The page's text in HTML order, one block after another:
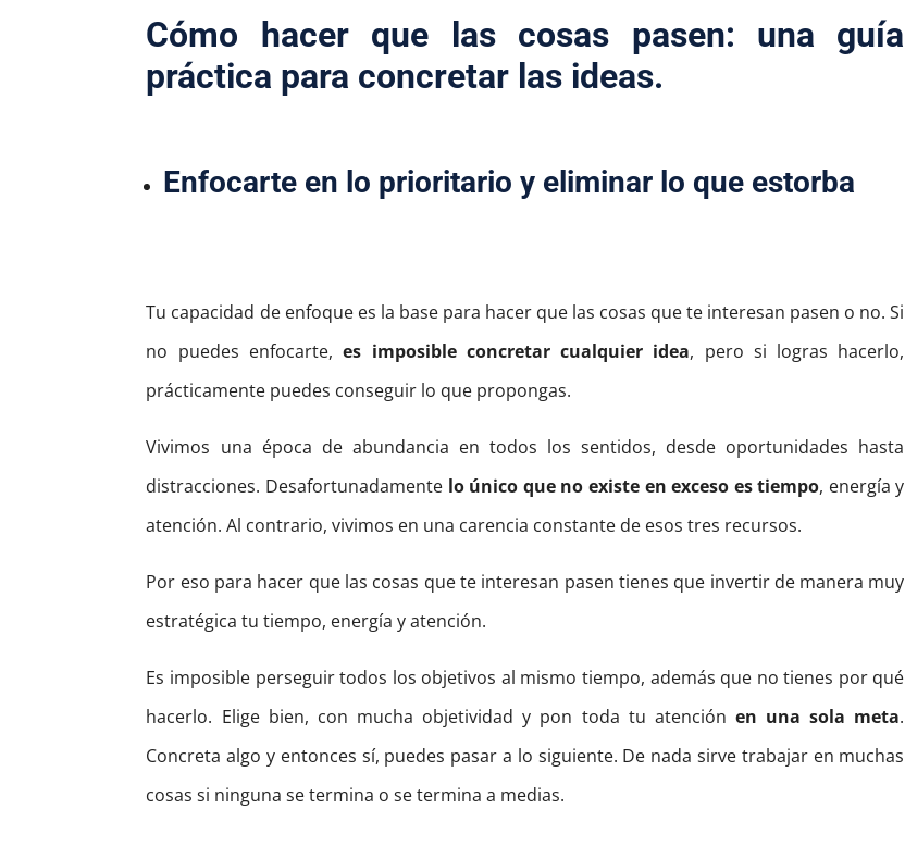
Cómo hacer que las cosas pasen: una guía
práctica para concretar las ideas.
Enfocarte en lo prioritario y eliminar lo que estorba
Tu capacidad de enfoque es la base para hacer que las cosas que te interesan pasen o no. Si
no puedes enfocarte,es imposible concretar cualquier idea, pero si logras hacerlo,
prácticamente puedes conseguir lo que propongas.
Vivimos una época de abundancia en todos los sentidos, desde oportunidades hasta
distracciones. Desafortunadamente lo único que no existe en exceso es tiempo, energía y
atención. Al contrario, vivimos en una carencia constante de esos tres recursos.
Por eso para hacer que las cosas que te interesan pasen tienes que invertir de manera muy
estratégica tu tiempo, energía y atención.
Es imposible perseguir todos los objetivos al mismo tiempo, además que no tienes por qué
hacerlo. Elige bien, con mucha objetividad y pon toda tu atenciónen una sola meta.
Concreta algo y entonces sí, puedes pasar a lo siguiente. De nada sirve trabajar en muchas
cosas si ninguna se termina o se termina a medias.